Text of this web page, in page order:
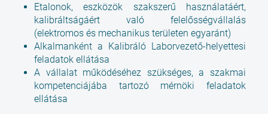
Etalonok, eszközök szakszerű használatáért,
kalibráltságáért való felelősségvállalás
(elektromos és mechanikus területen egyaránt)
Alkalmanként a Kalibráló Laborvezető-helyettesi
feladatok ellátása
A vállalat működéséhez szükséges, a szakmai
kompetenciájába tartozó mérnöki feladatok
ellátása